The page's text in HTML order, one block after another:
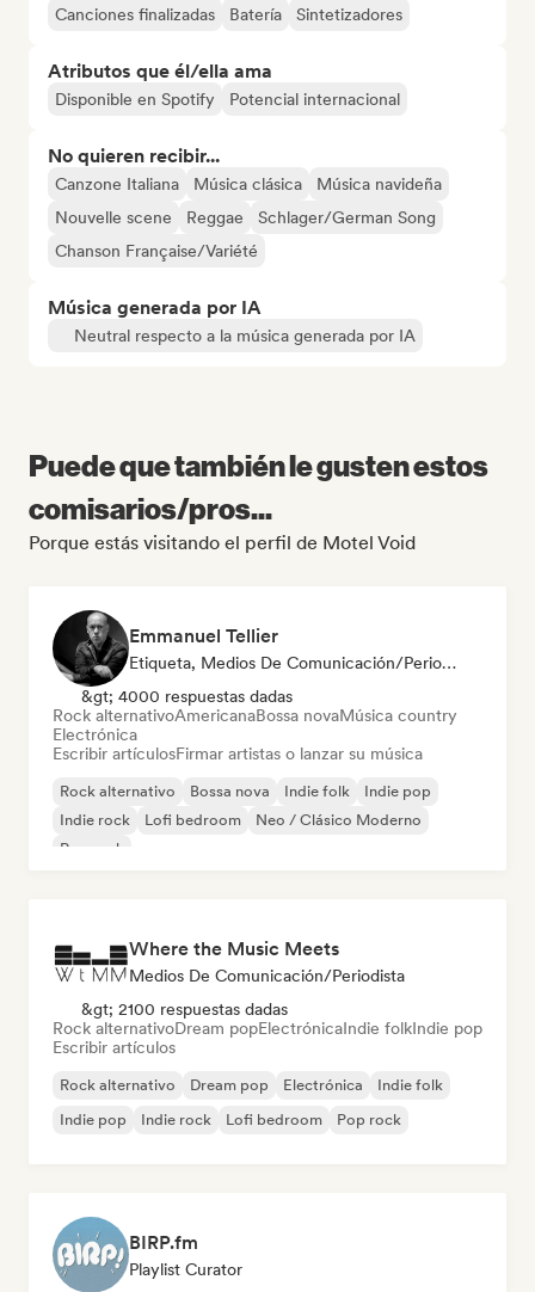
Canciones finalizadas Batería Sintetizadores
Atributos que él/ella ama
Disponible en Spotify Potencial internacional
No quieren recibir...
Canzone Italiana Música clásica
Música navideña
Nouvelle scene
Reggae
Schlager/German Song
Chanson Française/Variété
Música generada por IA
Neutral respecto a la música generada por IA
Puede que también le gusten estos
comisarios/pros...
Porque estás visitando el perfil de Motel Void
Emmanuel Tellier
Etiqueta, Medios De Comunicación/Periodista
&gt; 4000 respuestas dadas
Rock alternativoAmericanaBossa novaMúsica country
Electrónica
Escribir artículosFirmar artistas o lanzar su música
Rock alternativo Bossa nova Indie folk
Indie pop
Indie rock
Lofi bedroom
Neo / Clásico Moderno
Pop rock
Where the Music Meets
Medios De Comunicación/Periodista
&gt; 2100 respuestas dadas
Rock alternativoDream popElectrónicaIndie folkIndie pop
Escribir artículos
Rock alternativo Dream pop Electrónica
Indie folk
Indie pop
Indie rock Lofi bedroom Pop rock
BIRP.fm
Playlist Curator